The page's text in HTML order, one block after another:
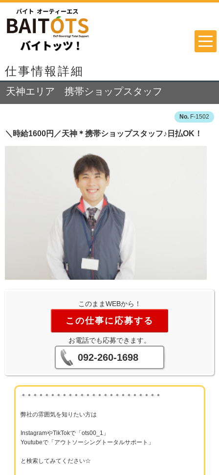
仕事情報詳細
天神エリア 携帯ショップスタッフ
F-1502
＼時給1600円／天神＊携帯ショップスタッフ♪日払OK！
このままWEBから！
この仕事に応募する
お電話でも応募できます。
092-260-1698
＊＊＊＊＊＊＊＊＊＊＊＊＊＊＊＊＊＊＊＊＊＊＊＊
弊社の雰囲気を知りたい方は
InstagramやTikTokで「ots00_1」
Youtubeで「アウトソーシングトータルサポート」
と検索してみてください☆